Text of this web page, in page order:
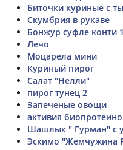
Биточки куриные с
Скумбрия в рукаве
Бонжур суфле конти
Лечо
Моцарела мини
Куриный пирог
Салат "Нелли"
пирог тунец 2
Запеченые овощи
активия
Шашлык " Гурман" с
Эскимо "Жемчужина